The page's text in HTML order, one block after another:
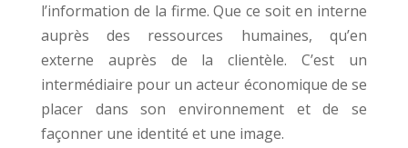
l’information de la firme. Que ce soit en interne
auprès des ressources humaines, qu’en
externe auprès de la clientèle. C’est un
intermédiaire pour un acteur économique de se
placer dans son environnement et de se
façonner une identité et une image.